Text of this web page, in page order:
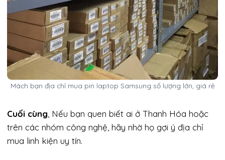
Mách bạn địa chỉ mua pin laptop Samsung số lượng lớn, giá rẻ
Cuối cùng , Nếu bạn quen biết ai ở Thanh Hóa hoặc
trên các nhóm công nghệ, hãy nhờ họ gợi ý địa chỉ
mua linh kiện uy tín.